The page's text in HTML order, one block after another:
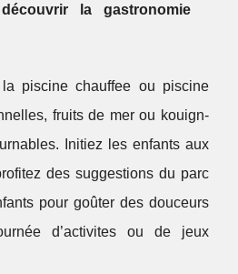
la gastronomie
piscine chauffee ou piscine
fruits de mer ou kouign-
Initiez les enfants aux
des suggestions du parc
pour goûter des douceurs
d’activites ou de jeux